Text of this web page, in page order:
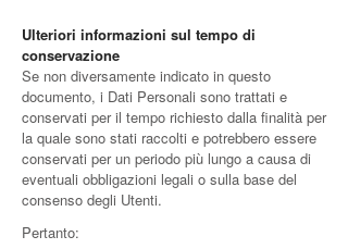
Ulteriori informazioni sul tempo di
conservazione
Se non diversamente indicato in questo
documento, i Dati Personali sono trattati e
conservati per il tempo richiesto dalla finalità per
la quale sono stati raccolti e potrebbero essere
conservati per un periodo più lungo a causa di
eventuali obbligazioni legali o sulla base del
consenso degli Utenti.
Pertanto: